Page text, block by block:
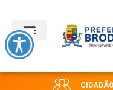
CIDADÃO